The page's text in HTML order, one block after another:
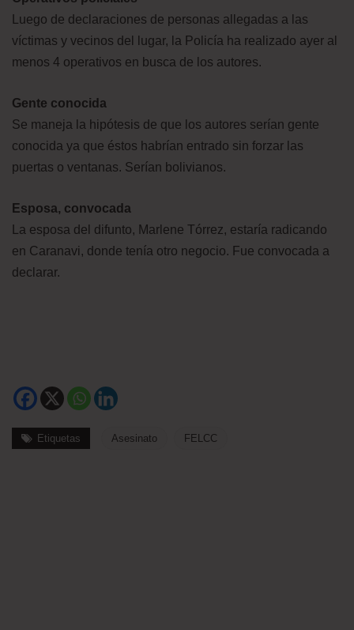
Luego de declaraciones de personas allegadas a las
víctimas y vecinos del lugar, la Policía ha realizado ayer al
menos 4 operativos en busca de los autores.
Gente conocida
Se maneja la hipótesis de que los autores serían gente
conocida ya que éstos habrían entrado sin forzar las
puertas o ventanas. Serían bolivianos.
Esposa, convocada
La esposa del difunto, Marlene Tórrez, estaría radicando
en Caranavi, donde tenía otro negocio. Fue convocada a
declarar.
Etiquetas Asesinato FELCC